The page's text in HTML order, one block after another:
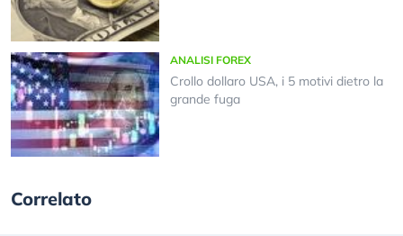
ANALISI FOREX
Crollo dollaro USA, i 5 motivi dietro la
grande fuga
Correlato